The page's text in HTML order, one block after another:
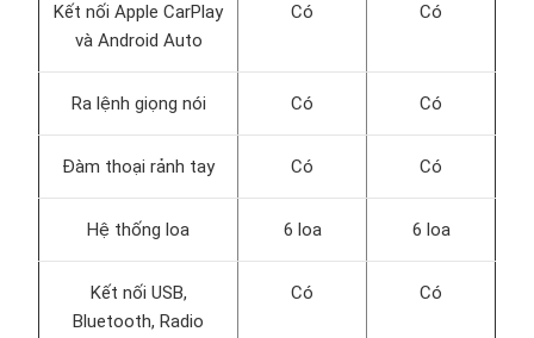
Kết nối Apple CarPlay
và Android Auto
Có Có
Ra lệnh giọng nói Có Có
Đàm thoại rảnh tay Có Có
Hệ thống loa 6 loa 6 loa
Kết nối USB,
Bluetooth, Radio
Có Có